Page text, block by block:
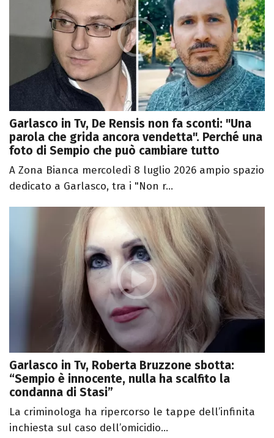
Garlasco in Tv, De Rensis non fa sconti: "Una
parola che grida ancora vendetta". Perché una
foto di Sempio che può cambiare tutto
A Zona Bianca mercoledì 8 luglio 2026 ampio spazio
dedicato a Garlasco, tra i "Non r...
Garlasco in Tv, Roberta Bruzzone sbotta:
“Sempio è innocente, nulla ha scalfito la
condanna di Stasi”
La criminologa ha ripercorso le tappe dell’infinita
inchiesta sul caso dell’omicidio...